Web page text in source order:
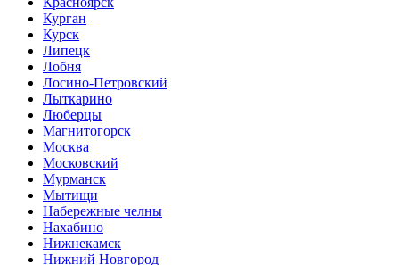
Курган
Курск
Липецк
Лобня
Лосино-Петровский
Лыткарино
Люберцы
Магнитогорск
Москва
Московский
Мурманск
Мытищи
Набережные челны
Нахабино
Нижнекамск
Нижний Новгород